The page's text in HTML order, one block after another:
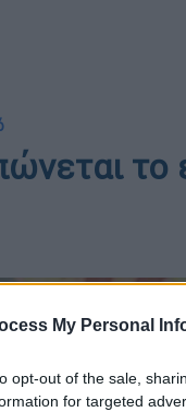
My Personal
opt-out of the sale,
for targeted
το